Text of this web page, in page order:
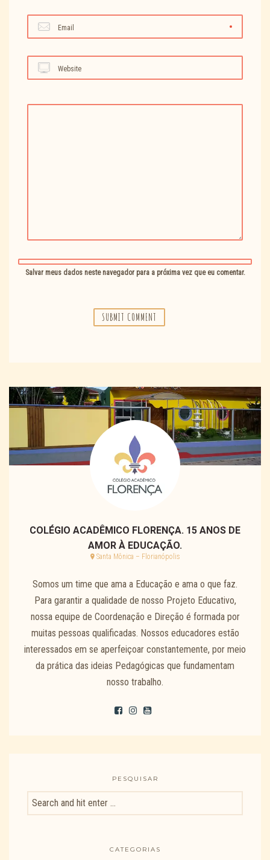
Email
Website
Salvar meus dados neste navegador para a próxima vez que eu comentar.
COLÉGIO ACADÊMICO FLORENÇA. 15 ANOS DE
AMOR À EDUCAÇÃO.
Santa Mônica – Florianópolis
Somos um time que ama a Educação e ama o que faz.
Para garantir a qualidade de nosso Projeto Educativo,
nossa equipe de Coordenação e Direção é formada por
muitas pessoas qualificadas. Nossos educadores estão
interessados em se aperfeiçoar constantemente, por meio
da prática das ideias Pedagógicas que fundamentam
nosso trabalho.
PESQUISAR
CATEGORIAS